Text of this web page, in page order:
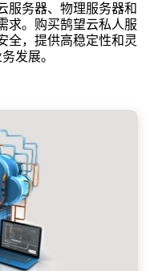
服务器、物理服务器和
求。购买鹄望云私人服
全，提供高稳定性和灵
发展。